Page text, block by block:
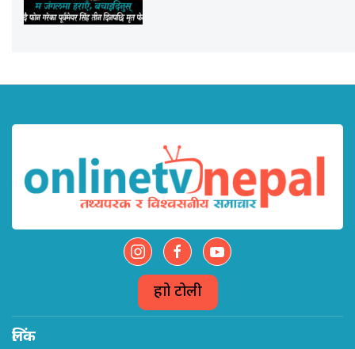
हाम्रो टोली
लिंक